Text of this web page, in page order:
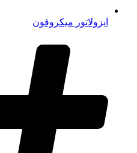
ایزولاتور میکروفون